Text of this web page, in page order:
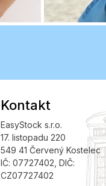
Kontakt
EasyStock s.r.o.
17. listopadu 220
549 41 Červený Kostelec
IČ: 07727402, DIČ:
CZ07727402